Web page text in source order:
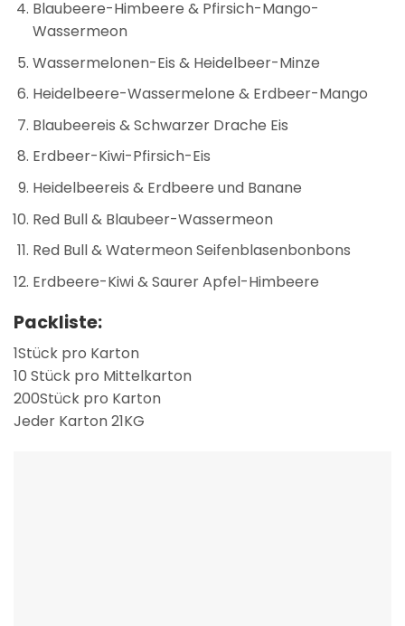
Blaubeere-Himbeere & Pfirsich-Mango-
Wassermeon
Wassermelonen-Eis & Heidelbeer-Minze
Heidelbeere-Wassermelone & Erdbeer-Mango
Blaubeereis & Schwarzer Drache Eis
Erdbeer-Kiwi-Pfirsich-Eis
Heidelbeereis & Erdbeere und Banane
Red Bull & Blaubeer-Wassermeon
Red Bull & Watermeon Seifenblasenbonbons
Erdbeere-Kiwi & Saurer Apfel-Himbeere
Packliste:
1Stück pro Karton
10 Stück pro Mittelkarton
200Stück pro Karton
Jeder Karton 21KG